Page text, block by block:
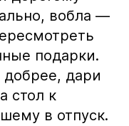
вобла —
подарки.
дари
стол к
в отпуск.